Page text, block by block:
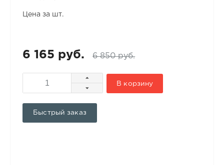
Цена за шт.
6 165 руб. 6 850 руб.
В корзину
Быстрый заказ